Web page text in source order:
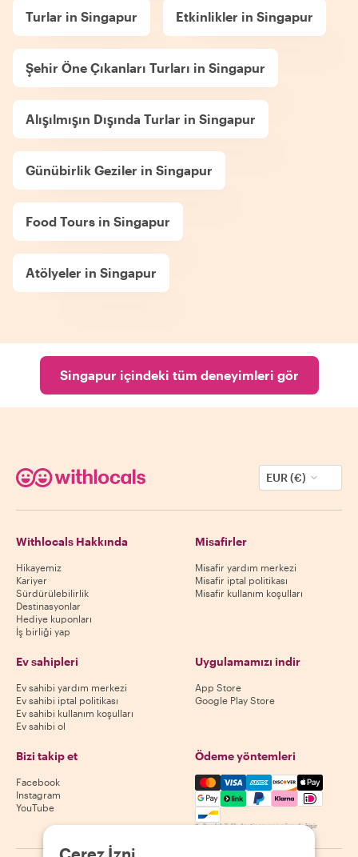
Turlar in Singapur Etkinlikler in Singapur
Şehir Öne Çıkanları Turları in Singapur
Alışılmışın Dışında Turlar in Singapur
Günübirlik Geziler in Singapur
Food Tours in Singapur
Atölyeler in Singapur
Singapur içindeki tüm deneyimleri gör
EUR (€)
Withlocals Hakkında
Hikayemiz
Kariyer
Sürdürülebilirlik
Destinasyonlar
Hediye kuponları
İş birliği yap
Misafirler
Misafir yardım merkezi
Misafir iptal politikası
Misafir kullanım koşulları
Ev sahipleri
Ev sahibi yardım merkezi
Ev sahibi iptal politikası
Ev sahibi kullanım koşulları
Ev sahibi ol
Uygulamamızı indir
App Store
Google Play Store
Bizi takip et
Facebook
Instagram
YouTube
Ödeme yöntemleri
Mastercard, Visa, Amex,
Kullanılabilirlik destinasyona göre değişir